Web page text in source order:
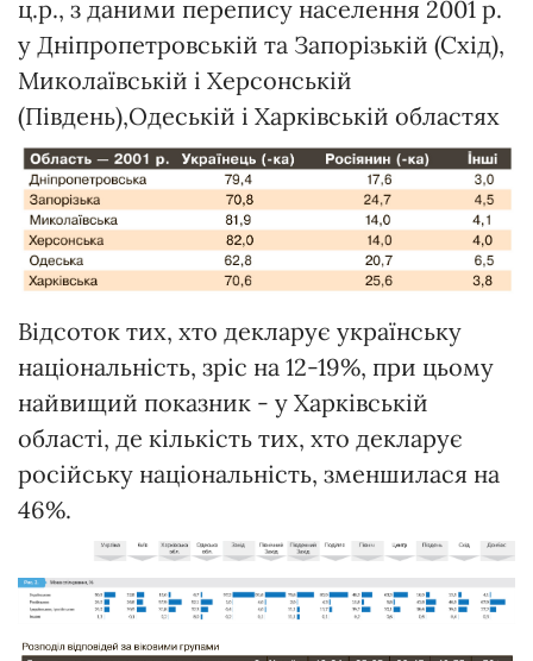
ц.р., з даними перепису населення 2001 р.
у Дніпропетровській та Запорізькій (Схід),
Миколаївській і Херсонській
(Південь),Одеській і Харківській областях
Відсоток тих, хто декларує українську
національність, зріс на 12-19%, при цьому
найвищий показник - у Харківській
області, де кількість тих, хто декларує
російську національність, зменшилася на
46%.